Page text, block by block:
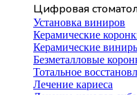
Цифровая
Установка виниров
Керамические
Керамические
Безметалловые
Тотальное
Лечение кариеса